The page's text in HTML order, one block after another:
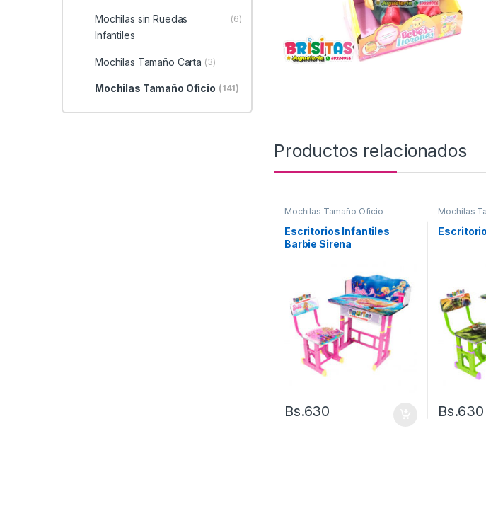
Productos relacionados
Mochilas Tamaño Oficio
Escritorios Infantiles
Barbie Sirena
Bs.630
Mochilas
Bs.630
Mochilas sin Ruedas
Infantiles
(6)
Mochilas Tamaño Carta (3)
Mochilas Tamaño Oficio (141)